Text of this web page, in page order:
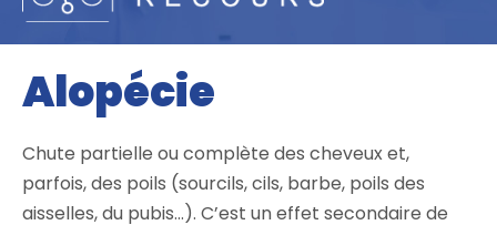
Alopécie
Chute partielle ou complète des cheveux et,
parfois, des poils (sourcils, cils, barbe, poils des
aisselles, du pubis…). C’est un effet secondaire de